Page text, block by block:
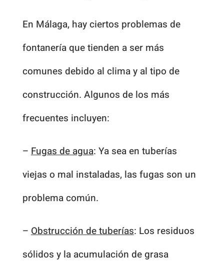
En Málaga, hay ciertos problemas de
fontanería que tienden a ser más
comunes debido al clima y al tipo de
construcción. Algunos de los más
frecuentes incluyen:
– Fugas de agua: Ya sea en tuberías
viejas o mal instaladas, las fugas son un
problema común.
– Obstrucción de tuberías: Los residuos
sólidos y la acumulación de grasa